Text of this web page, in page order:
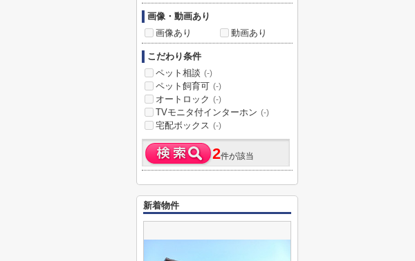
画像・動画あり
画像あり
動画あり
こだわり条件
ペット相談 (-)
ペット飼育可 (-)
オートロック (-)
TVモニタ付インターホン (-)
宅配ボックス (-)
2件が該当
新着物件